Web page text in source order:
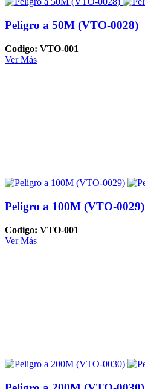
Peligro a 50M (VTO-0028)
Codigo: VTO-001
Ver Más
Peligro a 100M (VTO-0029)
Codigo: VTO-001
Ver Más